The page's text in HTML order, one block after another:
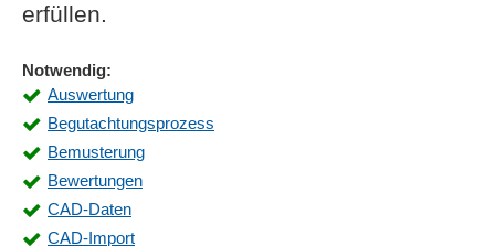
erfüllen.
Notwendig:
Auswertung
Begutachtungsprozess
Bemusterung
Bewertungen
CAD-Daten
CAD-Import